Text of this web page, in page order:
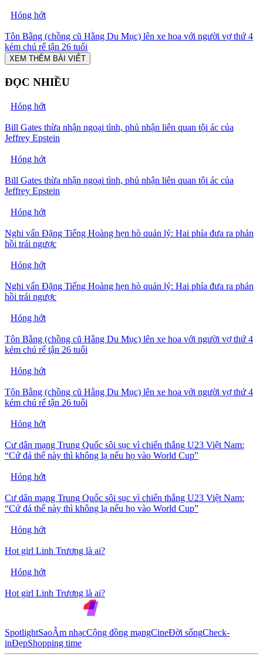
Hóng hớt
Tôn Bằng (chồng cũ Hằng Du Mục) lên xe hoa với người vợ thứ 4
kém chú rể tận 26 tuổi
XEM THÊM BÀI VIẾT
ĐỌC NHIỀU
Hóng hớt
Bill Gates thừa nhận ngoại tình, phủ nhận liên quan tội ác của
Jeffrey Epstein
Hóng hớt
Bill Gates thừa nhận ngoại tình, phủ nhận liên quan tội ác của
Jeffrey Epstein
Hóng hớt
Nghi vấn Đặng Tiếng Hoàng hẹn hò quản lý: Hai phía đưa ra phản
hồi trái ngược
Hóng hớt
Nghi vấn Đặng Tiếng Hoàng hẹn hò quản lý: Hai phía đưa ra phản
hồi trái ngược
Hóng hớt
Tôn Bằng (chồng cũ Hằng Du Mục) lên xe hoa với người vợ thứ 4
kém chú rể tận 26 tuổi
Hóng hớt
Tôn Bằng (chồng cũ Hằng Du Mục) lên xe hoa với người vợ thứ 4
kém chú rể tận 26 tuổi
Hóng hớt
Cư dân mạng Trung Quốc sôi sục vì chiến thắng U23 Việt Nam:
“Cứ đá thế này thì không lạ nếu họ vào World Cup”
Hóng hớt
Cư dân mạng Trung Quốc sôi sục vì chiến thắng U23 Việt Nam:
“Cứ đá thế này thì không lạ nếu họ vào World Cup”
Hóng hớt
Hot girl Linh Trương là ai?
Hóng hớt
Hot girl Linh Trương là ai?
SpotlightSaoÂm nhạcCộng đồng mạngCineĐời sốngCheck-
inĐẹpShopping time